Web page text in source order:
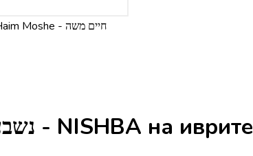
Haim Moshe - חיים משה
Песня נשבע - NISHBA на иврите